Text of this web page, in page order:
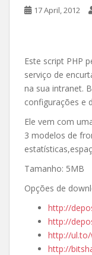
17 April, 2012
Este script PHP
serviço de
na sua intranet.
configurações e
Ele vem com
3 modelos de
Tamanho: 5MB
Opções de
http://
http://
http://
http://